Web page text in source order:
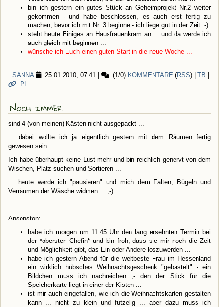
bin ich gestern ein gutes Stück an Geheimprojekt Nr.2 weiter
gekommen - und habe beschlossen, es auch erst fertig zu
machen, bevor ich mit Nr. 3 beginne - ich liege gut in der Zeit :-)
steht heute Einiges an Hausfrauenkram an ... und da werde ich
auch gleich mit beginnen ...
wünsche ich Euch einen guten Start in die neue Woche ...
SANNA 25.01.2010, 07.41 (1/0) KOMMENTARE (RSS) | TB
PL
Noch immer
sind 4 (von meinen) Kästen nicht ausgepackt ...
... dabei wollte ich ja eigentlich gestern mit dem Räumen fertig
gewesen sein ...
Ich habe überhaupt keine Lust mehr und bin reichlich genervt von dem
Wischen, Platz suchen und Sortieren ...
... heute werde ich "pausieren" und mich dem Falten, Bügeln und
Verräumen der Wäsche widmen ... ;-)
Ansonsten:
habe ich morgen um 11:45 Uhr den lang ersehnten Termin bei
der *obersten Chefin* und bin froh, dass sie mir noch die Zeit
und Möglichkeit gibt, das Ein oder Andere loszuwerden ...
habe ich gestern Abend für die weltbeste Frau im Hessenland
ein wirklich hübsches Weihnachtsgeschenk "gebastelt" - ein
Bildchen muss ich nachreichen ,- den der Stick für die
Speicherkarte liegt in einer der Kisten ...
ist mir auch eingefallen, wie ich die Weihnachtskarten gestalten
kann ... nicht zu klein und futzelig ... aber dazu muss ich